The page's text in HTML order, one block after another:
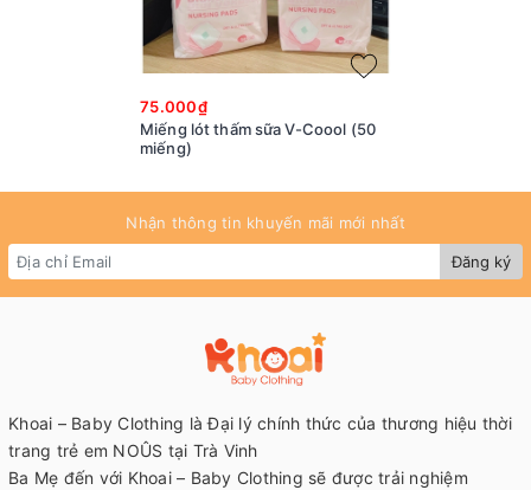
75.000₫
Miếng lót thấm sữa V-Coool (50
miếng)
Nhận thông tin khuyến mãi mới nhất
Đăng ký
Khoai – Baby Clothing là Đại lý chính thức của thương hiệu thời
trang trẻ em NOÛS tại Trà Vinh
Ba Mẹ đến với Khoai – Baby Clothing sẽ được trải nghiệm